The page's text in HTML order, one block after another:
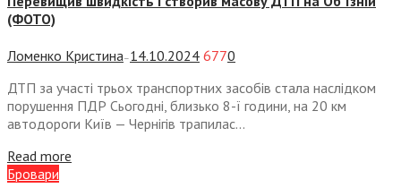
(ФОТО)
Ломенко Кристина— 14.10.2024 6770
ДТП за участі трьох транспортних засобів стала наслідком
порушення ПДР Сьогодні, близько 8-ї години, на 20 км
автодороги Київ — Чернігів трапилас...
Read more
Бровари